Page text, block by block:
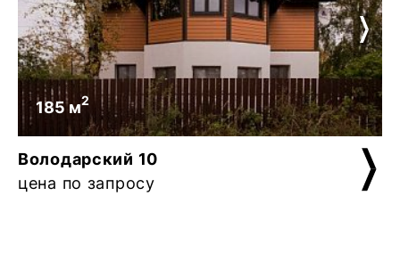
185 м2
Володарский 10
цена по запросу